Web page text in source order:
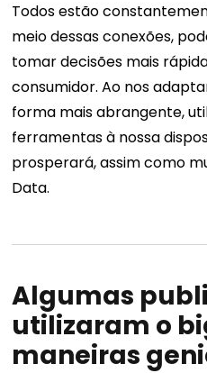
Todos estão
meio dessas conexões,
tomar decisões mais
consumidor. Ao nos
forma mais abrangente,
ferramentas à nossa
prosperará, assim como
Data.
Algumas
utilizaram o
maneiras